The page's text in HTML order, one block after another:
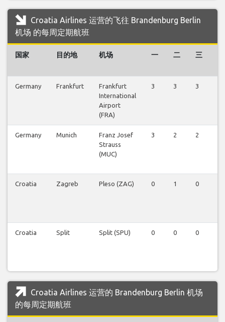
Croatia Airlines 运营的飞往 Brandenburg Berlin
机场 的每周定期航班
国家 目的地 机场 一 二 三
Germany Frankfurt
Frankfurt
International
Airport
(FRA)
3 3 3
Germany Munich
Franz Josef
Strauss
(MUC)
3 2 2
Croatia Zagreb Pleso (ZAG) 0 1 0
Croatia Split Split (SPU) 0 0 0
Croatia Airlines 运营的 Brandenburg Berlin 机场
的每周定期航班